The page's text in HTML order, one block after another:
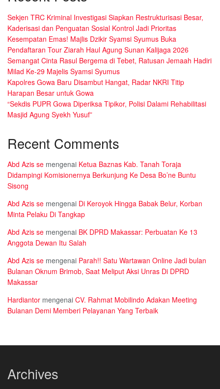
Sekjen TRC Kriminal Investigasi Siapkan Restrukturisasi Besar,
Kaderisasi dan Penguatan Sosial Kontrol Jadi Prioritas
Kesempatan Emas! Majlis Dzikir Syamsi Syumus Buka
Pendaftaran Tour Ziarah Haul Agung Sunan Kalijaga 2026
Semangat Cinta Rasul Bergema di Tebet, Ratusan Jemaah Hadiri
Milad Ke-29 Majelis Syamsi Syumus
Kapolres Gowa Baru Disambut Hangat, Radar NKRI Titip
Harapan Besar untuk Gowa
“Sekdis PUPR Gowa Diperiksa Tipikor, Polisi Dalami Rehabilitasi
Masjid Agung Syekh Yusuf”
Recent Comments
Abd Azis se mengenai Ketua Baznas Kab. Tanah Toraja
Didampingi Komisionernya Berkunjung Ke Desa Bo’ne Buntu
Sisong
Abd Azis se mengenai Di Keroyok Hingga Babak Belur, Korban
Minta Pelaku Di Tangkap
Abd Azis se mengenai BK DPRD Makassar: Perbuatan Ke 13
Anggota Dewan Itu Salah
Abd Azis se mengenai Parah!! Satu Wartawan Online Jadi bulan
Bulanan Oknum Brimob, Saat Meliput Aksi Unras Di DPRD
Makassar
Hardiantor mengenai CV. Rahmat Mobilindo Adakan Meeting
Bulanan Demi Memberi Pelayanan Yang Terbaik
Archives